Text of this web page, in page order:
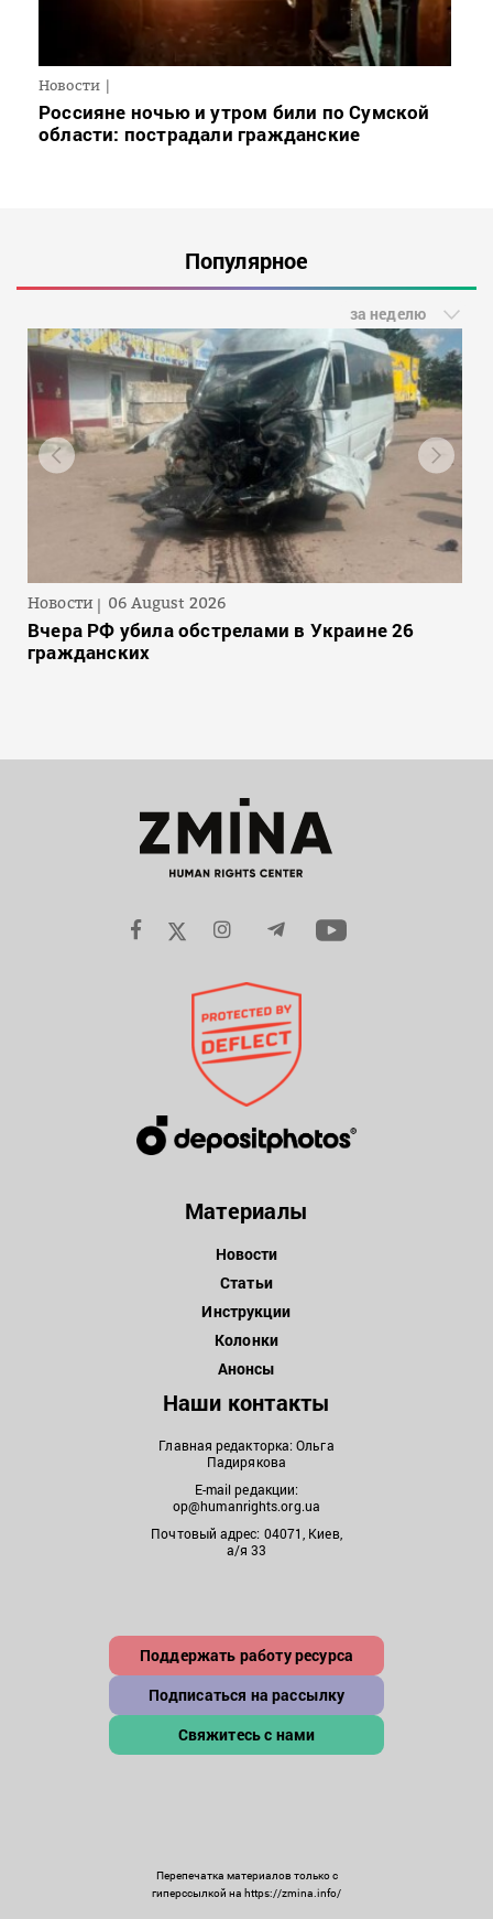
Новости
Россияне ночью и утром били по Сумской
области: пострадали гражданские
Популярное
за неделю
Новости 06 August 2026
Вчера РФ убила обстрелами в Украине 26
гражданских
Материалы
Новости
Статьи
Инструкции
Колонки
Анонсы
Наши контакты
Главная редакторка: Ольга
Падирякова
E-mail редакции:
op@humanrights.org.ua
Почтовый адрес: 04071, Киев,
а/я 33
Поддержать работу ресурса
Подписаться на рассылку
Свяжитесь с нами
Перепечатка материалов только с
гиперссылкой на https://zmina.info/